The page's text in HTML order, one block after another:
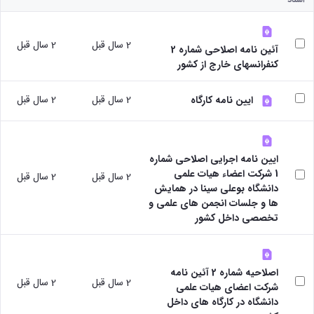
مرکز
نشر
رئیس
دفتر
ارتباط
صنعت
رئیس
آزمایشگاه
مرکزی
معاون
مدیر
امور
پژوهشی
کارکنان
ارتباط با
معاونت
نشانی
ونقشه
ارتباط
با
ارتباط
با
صنعت
تحقیقات
و فناوری
مرکز
گیاهی
پژوهشکده
آب
آزمایشگاه
تحقیقاتی
آزمایشگاه
آزمایشگاه
تنش
پسماند
آزمایشگاه
با
صنعت
آزمایشگاه
مرکزی
مرکز
نشر
شوراها و
پژوهشی
شورای
انتشارات
اتاق
فکر
پژوهشی
کارگروه
علم
سنجی
کارگروه
اخلاق
پزشکی
آیین
نامه
های
کتاب
نامه
های
طرح
ها
آیین
نامه
های
مجلات
آیین
نامه
های
کنفرانس
ها
آیین
نامه
آئین نامه اصلاحی شماره 2
کنفرانسهای خارج از کشور
2 سال قبل 2 سال قبل
ایین نامه کارگاه 2 سال قبل 2 سال قبل
ایین نامه اجرایی اصلاحی شماره
1 شرکت اعضاء هیات علمی
دانشگاه بوعلی سینا در همایش
ها و جلسات انجمن های علمی و
تخصصی داخل کشور
2 سال قبل 2 سال قبل
اصلاحیه شماره 2 آئین نامه
شرکت اعضای هیات علمی
دانشگاه در کارگاه های داخل
2 سال قبل 2 سال قبل